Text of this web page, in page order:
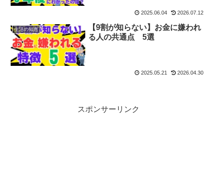
2025.06.04 2026.07.12
生活の知恵
【9割が知らない】お金に嫌われ
る人の共通点 5選
2025.05.21 2026.04.30
スポンサーリンク